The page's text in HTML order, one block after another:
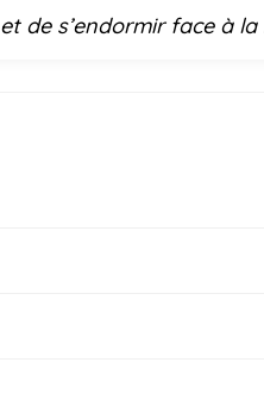
de s’endormir face à